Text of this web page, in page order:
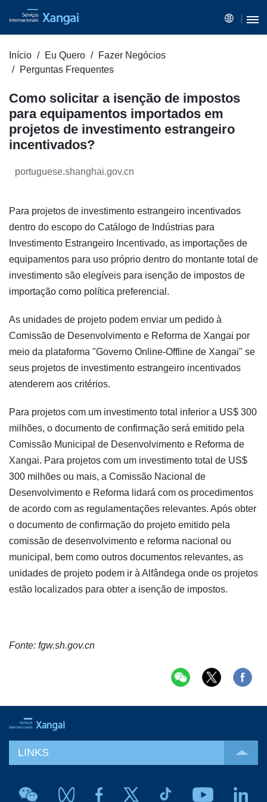
Início Eu Quero
Fazer Negócios
Perguntas Frequentes
Como solicitar a isenção de impostos
para equipamentos importados em
projetos de investimento estrangeiro
incentivados?
portuguese.shanghai.gov.cn
Para projetos de investimento estrangeiro incentivados
dentro do escopo do Catálogo de Indústrias para
Investimento Estrangeiro Incentivado, as importações de
equipamentos para uso próprio dentro do montante total de
investimento são elegíveis para isenção de impostos de
importação como política preferencial.
As unidades de projeto podem enviar um pedido à
Comissão de Desenvolvimento e Reforma de Xangai por
meio da plataforma "Governo Online-Offline de Xangai" se
seus projetos de investimento estrangeiro incentivados
atenderem aos critérios.
Para projetos com um investimento total inferior a US$ 300
milhões, o documento de confirmação será emitido pela
Comissão Municipal de Desenvolvimento e Reforma de
Xangai. Para projetos com um investimento total de US$
300 milhões ou mais, a Comissão Nacional de
Desenvolvimento e Reforma lidará com os procedimentos
de acordo com as regulamentações relevantes. Após obter
o documento de confirmação do projeto emitido pela
comissão de desenvolvimento e reforma nacional ou
municipal, bem como outros documentos relevantes, as
unidades de projeto podem ir à Alfândega onde os projetos
estão localizados para obter a isenção de impostos.
Fonte: fgw.sh.gov.cn
LINKS